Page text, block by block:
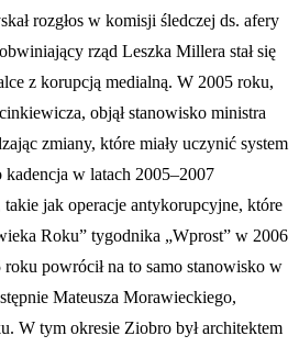
rozgłos w komisji śledczej ds. afery
rząd Leszka Millera stał się
z korupcją medialną. W 2005 roku,
objął stanowisko ministra
zmiany, które miały uczynić system
w latach 2005–2007
takie jak operacje antykorupcyjne, które
Roku” tygodnika „Wprost” w 2006
powrócił na to samo stanowisko w
Mateusza Morawieckiego,
W tym okresie Ziobro był architektem